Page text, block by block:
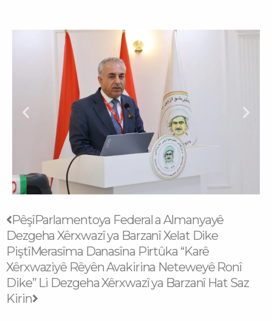
Prev
PêşîParlamentoya Federal a Almanyayê
Dezgeha Xêrxwazî ya Barzanî Xelat Dike
PiştîMerasîma Danasîna Pirtûka “Karê
Xêrxwaziyê Rêyên Avakirina Neteweyê Ronî
Dike” Li Dezgeha Xêrxwazî ya Barzanî Hat Saz
Kirin
Next